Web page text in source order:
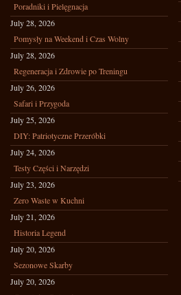
Poradniki i Pielęgnacja
July 28, 2026
Pomysły na Weekend i Czas Wolny
July 28, 2026
Regeneracja i Zdrowie po Treningu
July 26, 2026
Safari i Przygoda
July 25, 2026
DIY: Patriotyczne Przeróbki
July 24, 2026
Testy Części i Narzędzi
July 23, 2026
Zero Waste w Kuchni
July 21, 2026
Historia Legend
July 20, 2026
Sezonowe Skarby
July 20, 2026